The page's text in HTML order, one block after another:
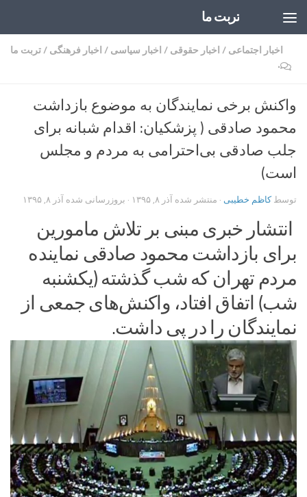
تربت ما
اخبار اجتماعی / اخبار حقوقی / اخبار سیاسی / اخبار فرهنگی /تربت ما
۰
واکنش برخی نمایندگان به موضوع بازداشت
محمود صادقی ( پزشکیان: اقدام شبانه برای
جلب صادقی بی‌احترامی به مردم و مجلس
است)
توسطکاظم خطیبی · منتشر شده آذر ۸, ۱۳۹۵ · بروزرسانی شده آذر ۸, ۱۳۹۵
انتشار خبری مبنی بر تلاش مامورین
برای بازداشت محمود صادقی نماینده
مردم تهران که شب گذشته (یکشنبه
شب) اتفاق افتاد، واکنش‌های جمعی از
نمایندگان را در پی داشت.